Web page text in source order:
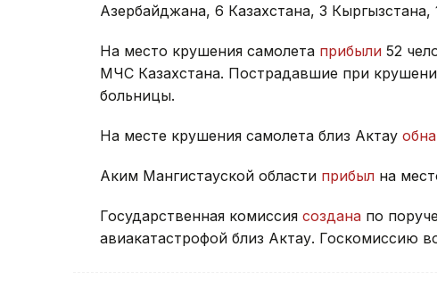
Азербайджана, 6 Казахстана, 3
На место крушения самолета прибыли 52
МЧС Казахстана. Пострадавшие при
больницы.
На месте крушения самолета близ Актау
Аким Мангистауской области прибыл на
Государственная комиссия создана по
авиакатастрофой близ Актау. Госкомиссию